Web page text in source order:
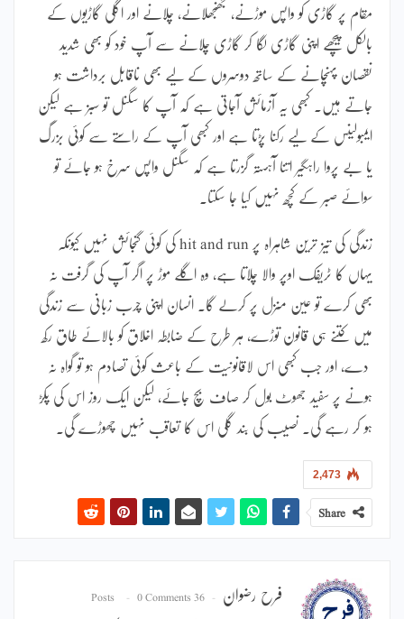
مقام پر گاڑی کو واپس موڑنے، جھنجھلانے، چلانے اور اگلی گاڑیوں کے
بالکل پیچھے اپنی گاڑی لگا کر گاڑی چلانے سے آپ خود کو بھی شدید
نقصان پہنچانے کے ساتھ دوسروں کے لیے بھی ناقابل برداشت ہو
جاتے ہیں۔ کبھی یہ آزمائش آجاتی ہے کہ آپ کا سگنل تو سبز ہے لیکن
ایمبولینس کے لیے رکنا پڑتا ہے اور کبھی آپ کے راستے سے کوئی بزرگ
یا بے پروا راہگیر اتنا آہستہ گزرتا ہے کہ سگنل واپس سرخ ہو جائے تو
سوائے صبر کے کچھ نہیں کیا جا سکتا۔
زندگی کی تیز ترین شاہراہ پر hit and run کی کوئی گنجائش نہیں کیونکہ
یہاں کا ٹریفک اوپر والا چلاتا ہے، وہ اگلے موڑ پر اگر آپ کی گرفت نہ
بھی کرے تو عین منزل پر کرلے گا۔ انسان اپنی چرب زبانی سے زندگی
میں کتنے ہی قانون توڑے، ہر طرح کے ضابطہ اخلاق کو بالائے طاق رکھ
دے، اور جب کبھی اس لاقانونیت کے باعث کوئی تصادم ہو تو گواہ نہ
ہونے پر سفید جھوٹ بول کر صاف بچ جائے، لیکن ایک روز اس کی پکڑ
ہو کر رہے گی۔ نصیب کی بند گلی اس کا تعاقب نہیں چھوڑے گی۔
2,473
Share
فرح رضوان 36 Posts
0 Comments